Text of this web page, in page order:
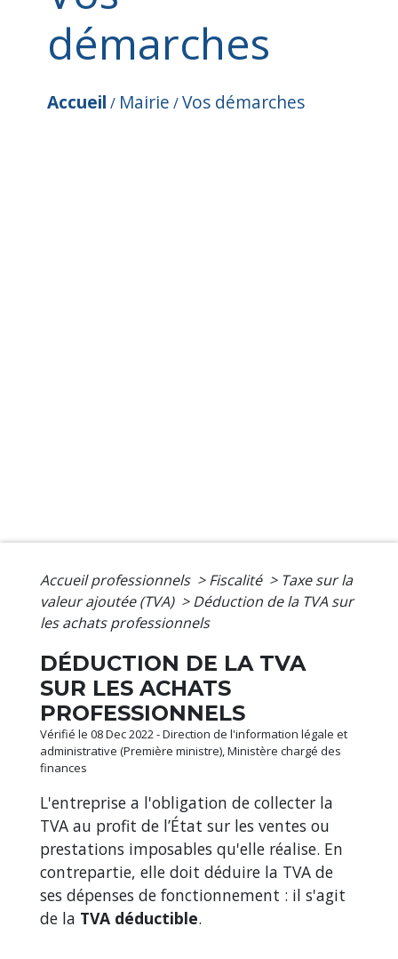
démarches
Accueil / Mairie /Vos démarches
Accueil professionnels > Fiscalité > Taxe sur la
valeur ajoutée (TVA) > Déduction de la TVA sur
les achats professionnels
DÉDUCTION DE LA TVA
SUR LES ACHATS
PROFESSIONNELS
Vérifié le 08 Dec 2022 - Direction de l'information légale et
administrative (Première ministre), Ministère chargé des
finances
L'entreprise a l'obligation de collecter la
TVA au profit de l’État sur les ventes ou
prestations imposables qu'elle réalise. En
contrepartie, elle doit déduire la TVA de
ses dépenses de fonctionnement : il s'agit
de la TVA déductible.